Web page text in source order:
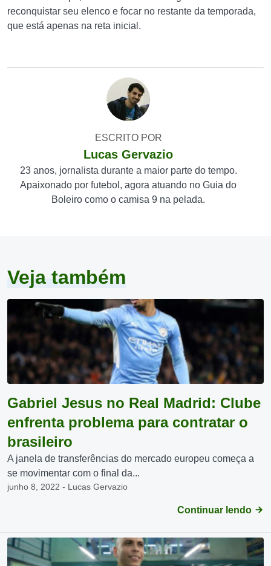
reconquistar seu elenco e focar no restante da temporada,
que está apenas na reta inicial.
ESCRITO POR
Lucas Gervazio
23 anos, jornalista durante a maior parte do tempo.
Apaixonado por futebol, agora atuando no Guia do
Boleiro como o camisa 9 na pelada.
Veja também
Gabriel Jesus no Real Madrid: Clube
enfrenta problema para contratar o
brasileiro
A janela de transferências do mercado europeu começa a
se movimentar com o final da...
junho 8, 2022 - Lucas Gervazio
Continuar lendo